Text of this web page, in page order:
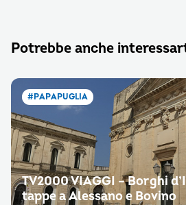
Potrebbe anche
#PAPAPUGLIA
TV2000 VIAGGI – Borghi
tappe a Alessano e Bovino